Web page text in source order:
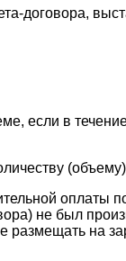
договора,
если в
оплаты
не был
размещать на